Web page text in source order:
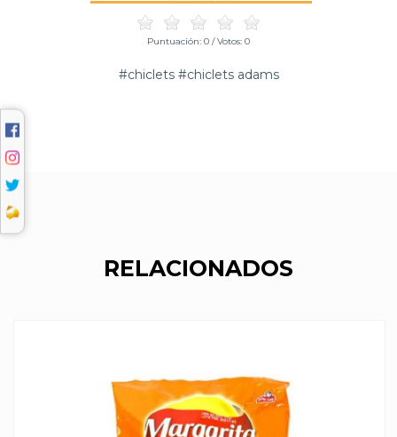
Puntuación: 0 / Votos: 0
#chiclets #chiclets adams
RELACIONADOS